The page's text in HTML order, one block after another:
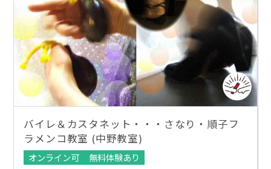
バイレ＆カスタネット・・・さなり・順子フ
ラメンコ教室 (中野教室)
オンライン可
無料体験あり